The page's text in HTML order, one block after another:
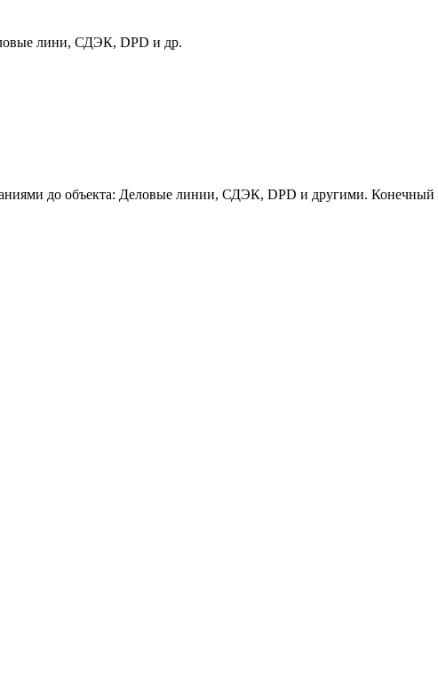
лини, СДЭК, DPD и др.
до объекта: Деловые линии, СДЭК, DPD и другими. Конечный